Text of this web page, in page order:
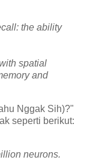
the ability
spatial
and
Nggak Sih)?"
seperti berikut:
neurons.